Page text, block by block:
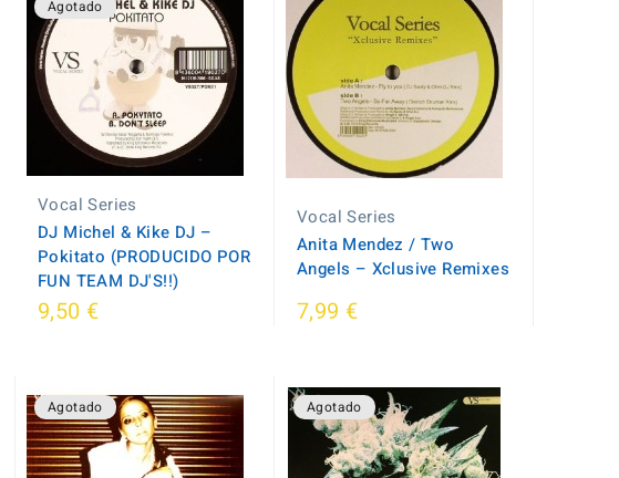
Agotado
Vocal Series
DJ Michel & Kike DJ –
Pokitato (PRODUCIDO POR
FUN TEAM DJ'S!!)
9,50 €
Vocal Series
Anita Mendez / Two
Angels – Xclusive Remixes
7,99 €
Agotado Agotado